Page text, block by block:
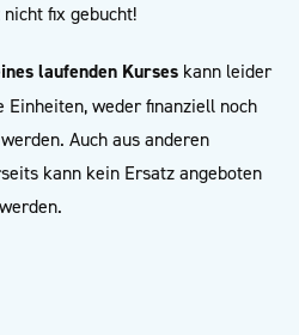
fix gebucht!
laufenden Kurses kann leider
weder finanziell noch
Auch aus anderen
kann kein Ersatz angeboten
werden.